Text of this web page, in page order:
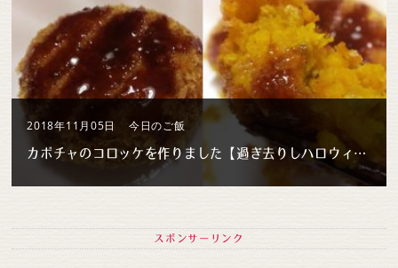
2018年11月05日 今日のご飯
カボチャのコロッケを作りました【過ぎ去りしハロウィンレシピ】
スポンサーリンク